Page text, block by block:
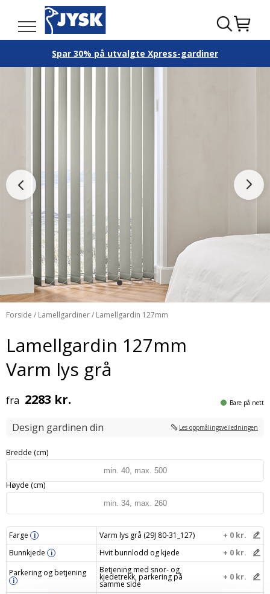
Spar 30% på utvalgte Xpress-gardiner
Forside / Lamellgardiner/ Lamellgardin 127mm
Lamellgardin 127mm
Varm lys grå
fra 2283 kr. Bare på nett
Design gardinen din Les oppmålingsveiledningen
Bredde (cm)
Høyde (cm)
Farge i Varm lys grå (29J 80-31_127)
+ 0 kr.
Bunnkjede
i Hvit bunnlodd og kjede
+ 0 kr.
Parkering og betjening
i
Betjening med snor- og
kjedetrekk, parkering på
samme side
+ 0 kr.